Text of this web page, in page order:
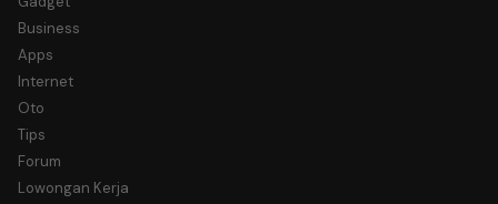
Business
Apps
Internet
Oto
Tips
Forum
Lowongan Kerja